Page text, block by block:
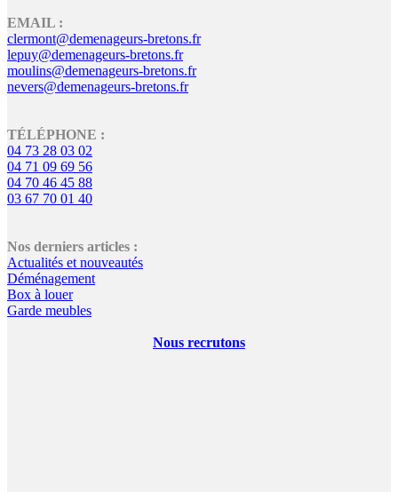
EMAIL :
clermont@demenageurs-bretons.fr
lepuy@demenageurs-bretons.fr
moulins@demenageurs-bretons.fr
nevers@demenageurs-bretons.fr
TÉLÉPHONE :
04 73 28 03 02
04 71 09 69 56
04 70 46 45 88
03 67 70 01 40
Nos derniers articles :
Actualités et nouveautés
Déménagement
Box à louer
Garde meubles
Nous recrutons